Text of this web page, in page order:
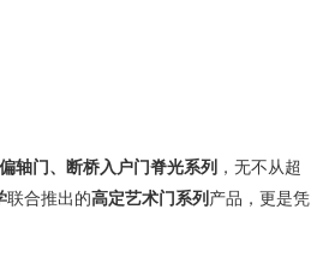
轴门、断桥入户门脊光系列 ，无不从超
联合推出的高定艺术门系列 产品，更是凭